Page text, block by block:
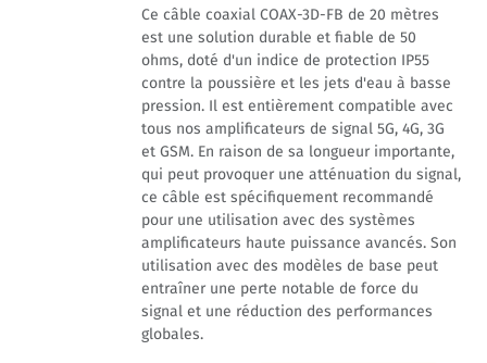
Ce câble coaxial COAX-3D-FB de 20 mètres
est une solution durable et fiable de 50
ohms, doté d'un indice de protection IP55
contre la poussière et les jets d'eau à basse
pression. Il est entièrement compatible avec
tous nos amplificateurs de signal 5G, 4G, 3G
et GSM. En raison de sa longueur importante,
qui peut provoquer une atténuation du signal,
ce câble est spécifiquement recommandé
pour une utilisation avec des systèmes
amplificateurs haute puissance avancés. Son
utilisation avec des modèles de base peut
entraîner une perte notable de force du
signal et une réduction des performances
globales.